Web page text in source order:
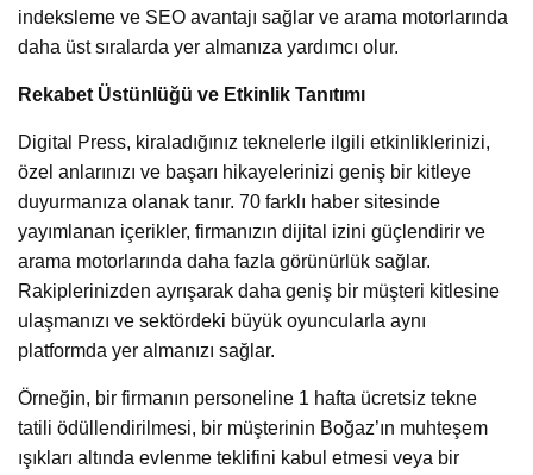
indeksleme ve SEO avantajı sağlar ve arama motorlarında
daha üst sıralarda yer almanıza yardımcı olur.
Rekabet Üstünlüğü ve Etkinlik Tanıtımı
Digital Press, kiraladığınız teknelerle ilgili etkinliklerinizi,
özel anlarınızı ve başarı hikayelerinizi geniş bir kitleye
duyurmanıza olanak tanır. 70 farklı haber sitesinde
yayımlanan içerikler, firmanızın dijital izini güçlendirir ve
arama motorlarında daha fazla görünürlük sağlar.
Rakiplerinizden ayrışarak daha geniş bir müşteri kitlesine
ulaşmanızı ve sektördeki büyük oyuncularla aynı
platformda yer almanızı sağlar.
Örneğin, bir firmanın personeline 1 hafta ücretsiz tekne
tatili ödüllendirilmesi, bir müşterinin Boğaz’ın muhteşem
ışıkları altında evlenme teklifini kabul etmesi veya bir